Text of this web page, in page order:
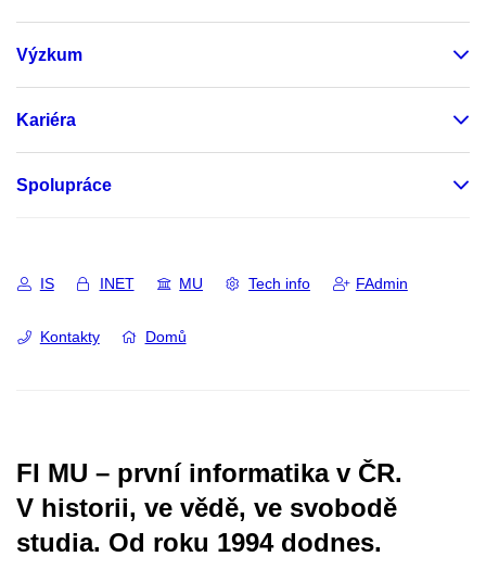
Výzkum
Kariéra
Spolupráce
IS INET MU Tech info FAdmin
Kontakty Domů
FI MU – první informatika v ČR.
V historii, ve vědě, ve svobodě
studia. Od roku 1994 dodnes.